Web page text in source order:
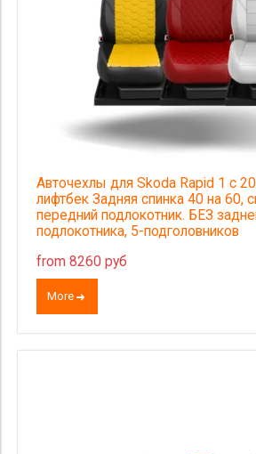
Авточехлы для Skoda Rapid 1 с
лифтбек Задняя спинка 40 на 60,
передний подлокотник. БЕЗ
подлокотника, 5-подголовников
from 8260 руб
More